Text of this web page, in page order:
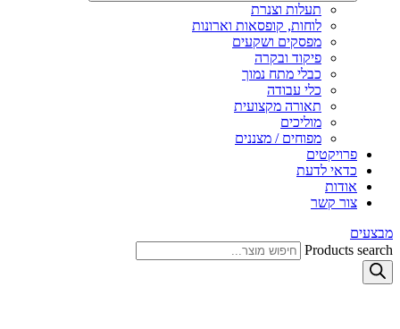
תעלות וצנרת
לוחות, קופסאות וארונות
מפסקים ושקעים
פיקוד ובקרה
כבלי מתח נמוך
כלי עבודה
תאורה מקצועית
מוליכים
מפוחים / מצננים
פרויקטים
כדאי לדעת
אודות
צור קשר
מבצעים
Products search